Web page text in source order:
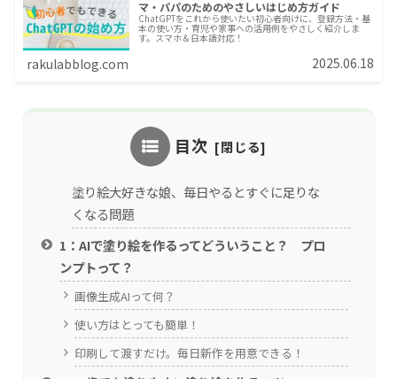
マ・パパのためのやさしいはじめ方ガイド
ChatGPTをこれから使いたい初心者向けに、登録方法・基
本の使い方・育児や家事への活用例をやさしく紹介しま
す。スマホ＆日本語対応！
rakulabblog.com 2025.06.18
目次
塗り絵大好きな娘、毎日やるとすぐに足りな
くなる問題
1：AIで塗り絵を作るってどういうこと？ プロ
ンプトって？
画像生成AIって何？
使い方はとっても簡単！
印刷して渡すだけ。毎日新作を用意できる！